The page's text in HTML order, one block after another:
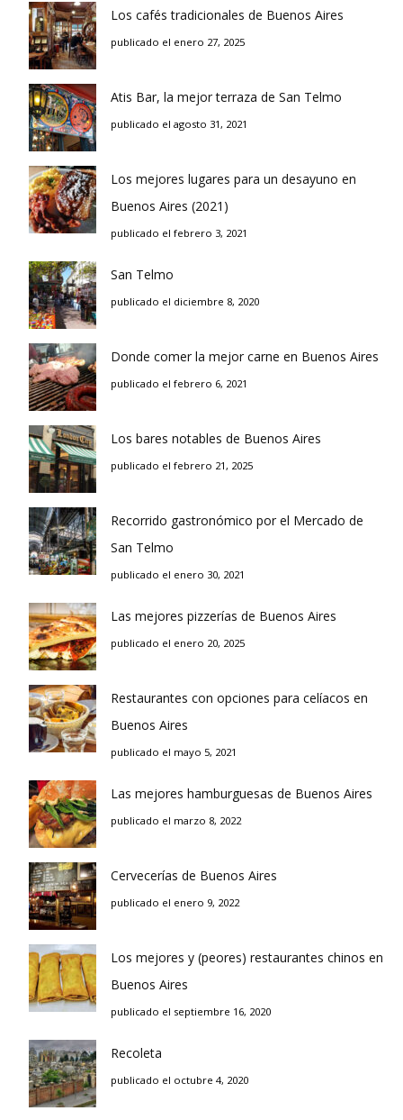
Los cafés tradicionales de Buenos Aires
publicado el enero 27, 2025
Atis Bar, la mejor terraza de San Telmo
publicado el agosto 31, 2021
Los mejores lugares para un desayuno en
Buenos Aires (2021)
publicado el febrero 3, 2021
San Telmo
publicado el diciembre 8, 2020
Donde comer la mejor carne en Buenos Aires
publicado el febrero 6, 2021
Los bares notables de Buenos Aires
publicado el febrero 21, 2025
Recorrido gastronómico por el Mercado de
San Telmo
publicado el enero 30, 2021
Las mejores pizzerías de Buenos Aires
publicado el enero 20, 2025
Restaurantes con opciones para celíacos en
Buenos Aires
publicado el mayo 5, 2021
Las mejores hamburguesas de Buenos Aires
publicado el marzo 8, 2022
Cervecerías de Buenos Aires
publicado el enero 9, 2022
Los mejores y (peores) restaurantes chinos en
Buenos Aires
publicado el septiembre 16, 2020
Recoleta
publicado el octubre 4, 2020